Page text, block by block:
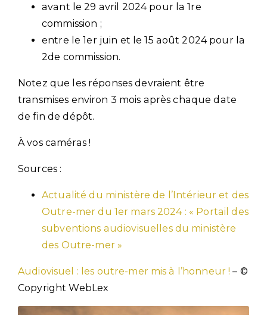
avant le 29 avril 2024 pour la 1re
commission ;
entre le 1er juin et le 15 août 2024 pour la
2de commission.
Notez que les réponses devraient être
transmises environ 3 mois après chaque date
de fin de dépôt.
À vos caméras !
Sources :
Actualité du ministère de l’Intérieur et des
Outre-mer du 1er mars 2024 : « Portail des
subventions audiovisuelles du ministère
des Outre-mer »
Audiovisuel : les outre-mer mis à l’honneur ! – ©
Copyright WebLex